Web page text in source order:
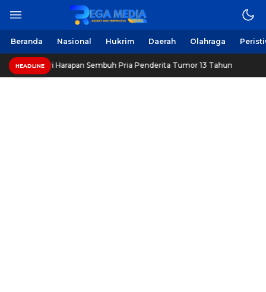
Regamedianews.com
Berita Harian Online
Beranda Nasional Hukrim Daerah Olahraga
HEADLINE
Beri Harapan Sembuh Pria Penderita Tumor 13 Tahun